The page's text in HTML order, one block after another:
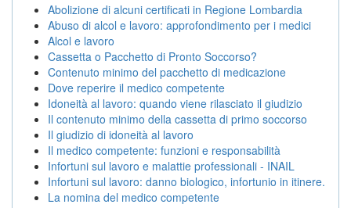
Abolizione di alcuni certificati in Regione Lombardia
Abuso di alcol e lavoro: approfondimento per i medici
Alcol e lavoro
Cassetta o Pacchetto di Pronto Soccorso?
Contenuto minimo del pacchetto di medicazione
Dove reperire il medico competente
Idoneità al lavoro: quando viene rilasciato il giudizio
Il contenuto minimo della cassetta di primo soccorso
Il giudizio di idoneità al lavoro
Il medico competente: funzioni e responsabilità
Infortuni sul lavoro e malattie professionali - INAIL
Infortuni sul lavoro: danno biologico, infortunio in itinere.
La nomina del medico competente